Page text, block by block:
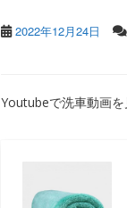
2022年12月24日
Youtubeで洗車動画を